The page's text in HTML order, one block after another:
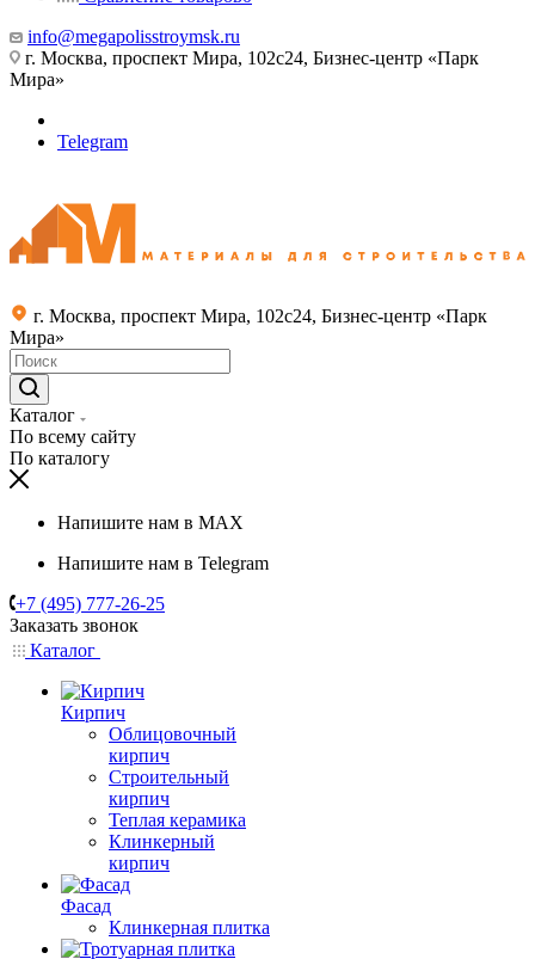
info@megapolisstroymsk.ru
г. Москва, проспект Мира, 102с24, Бизнес-центр «Парк
Мира»
Telegram
г. Москва, проспект Мира, 102с24, Бизнес-центр «Парк
Мира»
Каталог
По всему сайту
По каталогу
Напишите нам в MAX
Напишите нам в Telegram
+7 (495) 777-26-25
Заказать звонок
Каталог
Кирпич
Облицовочный
кирпич
Строительный
кирпич
Теплая керамика
Клинкерный
кирпич
Фасад
Клинкерная плитка